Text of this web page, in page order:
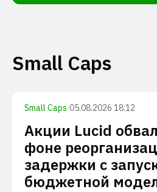
Small Caps
Small Caps·05.08.2026 18:12
Акции Lucid
фоне
задержки с
бюджетной